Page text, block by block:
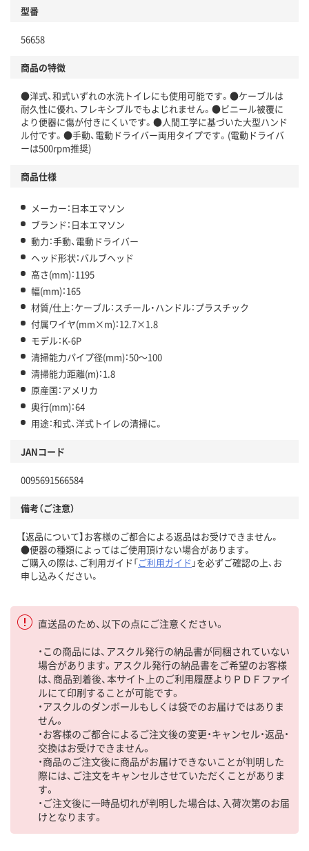
型番
56658
商品の特徴
●洋式、和式いずれの水洗トイレにも使用可能です。●ケーブルは
耐久性に優れ、フレキシブルでもよじれません。●ビニール被覆に
より便器に傷が付きにくいです。●人間工学に基づいた大型ハンド
ル付です。●手動、電動ドライバー両用タイプです。(電動ドライバ
ーは500rpm推奨)
商品仕様
メーカー：日本エマソン
ブランド：日本エマソン
動力：手動、電動ドライバー
ヘッド形状：バルブヘッド
高さ(mm)：1195
幅(mm)：165
材質/仕上：ケーブル：スチール・ハンドル：プラスチック
付属ワイヤ(mm×m)：12.7×1.8
モデル：K-6P
清掃能力パイプ径(mm)：50～100
清掃能力距離(m)：1.8
原産国：アメリカ
奥行(mm)：64
用途：和式、洋式トイレの清掃に。
JANコード
0095691566584
備考（ご注意）
【返品について】お客様のご都合による返品はお受けできません。
●便器の種類によってはご使用頂けない場合があります。
ご購入の際は、ご利用ガイド「ご利用ガイド 」を必ずご確認の上、お
申し込みください。
直送品のため、以下の点にご注意ください。
・この商品には、アスクル発行の納品書が同梱されていない
場合があります。アスクル発行の納品書をご希望のお客様
は、商品到着後、本サイト上のご利用履歴よりＰＤＦファイ
ルにて印刷することが可能です。
・アスクルのダンボールもしくは袋でのお届けではありま
せん。
・お客様のご都合によるご注文後の変更・キャンセル・返品・
交換はお受けできません。
・商品のご注文後に商品がお届けできないことが判明した
際には、ご注文をキャンセルさせていただくことがありま
す。
・ご注文後に一時品切れが判明した場合は、入荷次第のお届
けとなります。